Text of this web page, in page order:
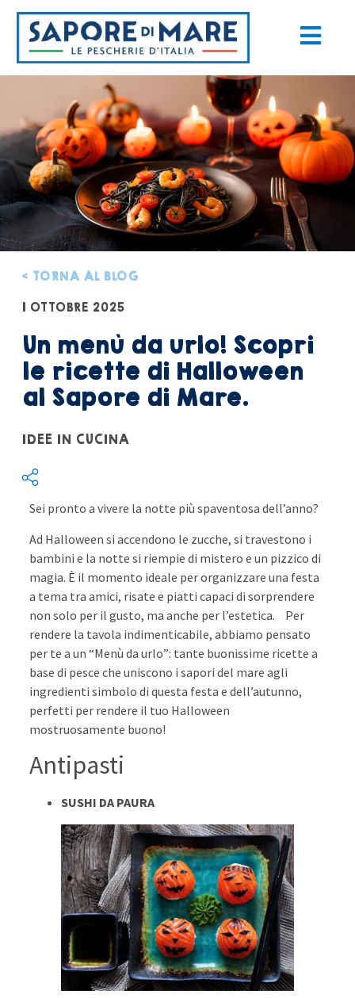
< TORNA AL BLOG
1 OTTOBRE 2025
Un menù da urlo! Scopri
le ricette di Halloween
al Sapore di Mare.
IDEE IN CUCINA
Sei pronto a vivere la notte più spaventosa dell’anno?
Ad Halloween si accendono le zucche, si travestono i
bambini e la notte si riempie di mistero e un pizzico di
magia. È il momento ideale per organizzare una festa
a tema tra amici, risate e piatti capaci di sorprendere
non solo per il gusto, ma anche per l’estetica. Per
rendere la tavola indimenticabile, abbiamo pensato
per te a un “Menù da urlo”: tante buonissime ricette a
base di pesce che uniscono i sapori del mare agli
ingredienti simbolo di questa festa e dell’autunno,
perfetti per rendere il tuo Halloween
mostruosamente buono!
Antipasti
SUSHI DA PAURA